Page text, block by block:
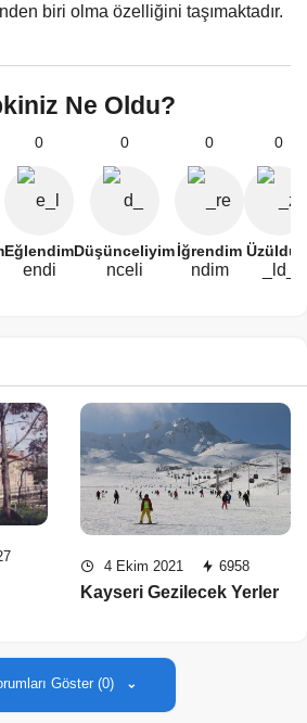
biri olma özelliğini taşımaktadır.
Ne Oldu?
0
Eğlendim
0
Düşünceliyim
0
İğrendim
0
4 Ekim 2021 6958
Kayseri Gezilecek Yerler
Göster (0)